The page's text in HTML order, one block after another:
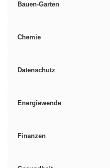
Bauen-Garten
Chemie
Datenschutz
Energiewende
Finanzen